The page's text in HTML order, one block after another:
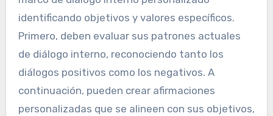
identificando objetivos y valores específicos.
Primero, deben evaluar sus patrones actuales
de diálogo interno, reconociendo tanto los
diálogos positivos como los negativos. A
continuación, pueden crear afirmaciones
personalizadas que se alineen con sus objetivos,